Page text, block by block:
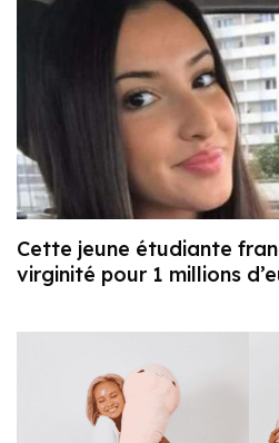
Cette jeune étudiante
virginité pour 1 millions